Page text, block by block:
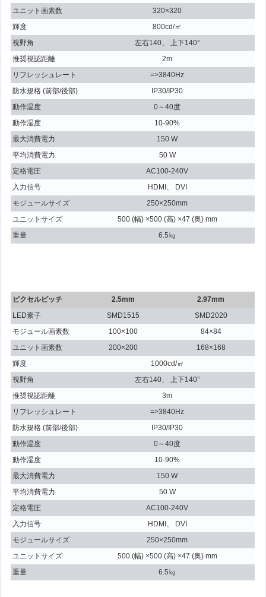
ユニット画素数
320×320
輝度
800cd/㎡
視野角
左右140、 上下140°
推奨視認距離
2m
リフレッシュレート
=>3840Hz
防水規格 (前部/後部)
IP30/IP30
動作温度
0～40度
動作湿度
10-90%
最大消費電力
150 W
平均消費電力
50 W
定格電圧
AC100-240V
入力信号
HDMI、 DVI
モジュールサイズ
250×250mm
ユニットサイズ
500 (幅) ×500 (高) ×47 (奥) mm
重量
6.5㎏
ピクセルピッチ 2.5mm
2.97mm
LED素子
SMD1515
SMD2020
モジュール画素数
100×100
84×84
ユニット画素数
200×200
168×168
輝度
1000cd/㎡
視野角
左右140、 上下140°
推奨視認距離
3m
リフレッシュレート
=>3840Hz
防水規格 (前部/後部)
IP30/IP30
動作温度
0～40度
動作湿度
10-90%
最大消費電力
150 W
平均消費電力
50 W
定格電圧
AC100-240V
入力信号
HDMI、 DVI
モジュールサイズ
250×250mm
ユニットサイズ
500 (幅) ×500 (高) ×47 (奥) mm
重量
6.5㎏